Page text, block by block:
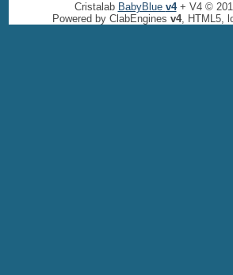
Cristalab BabyBlue v4+ V4 ©
Powered by ClabEngines v4, HTML5,